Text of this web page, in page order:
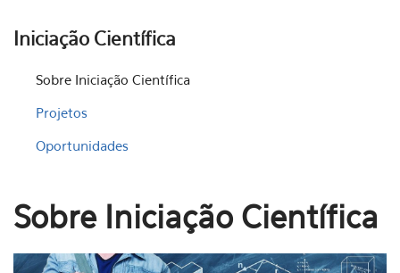
Iniciação Científica
Sobre Iniciação Científica
Projetos
Oportunidades
Sobre Iniciação Científica